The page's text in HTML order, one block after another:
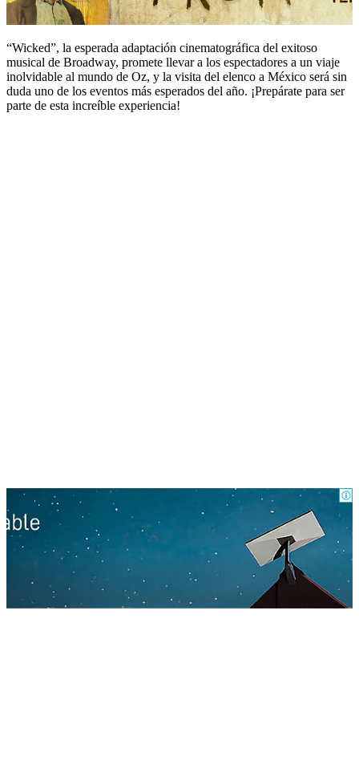
“Wicked”, la esperada adaptación cinematográfica del exitoso
musical de Broadway, promete llevar a los espectadores a un viaje
inolvidable al mundo de Oz, y la visita del elenco a México será sin
duda uno de los eventos más esperados del año. ¡Prepárate para ser
parte de esta increíble experiencia!